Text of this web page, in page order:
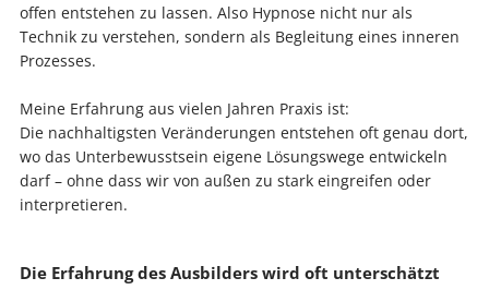
offen entstehen zu lassen. Also Hypnose nicht nur als
Technik zu verstehen, sondern als Begleitung eines inneren
Prozesses.
Meine Erfahrung aus vielen Jahren Praxis ist:
Die nachhaltigsten Veränderungen entstehen oft genau dort,
wo das Unterbewusstsein eigene Lösungswege entwickeln
darf – ohne dass wir von außen zu stark eingreifen oder
interpretieren.
Die Erfahrung des Ausbilders wird oft unterschätzt